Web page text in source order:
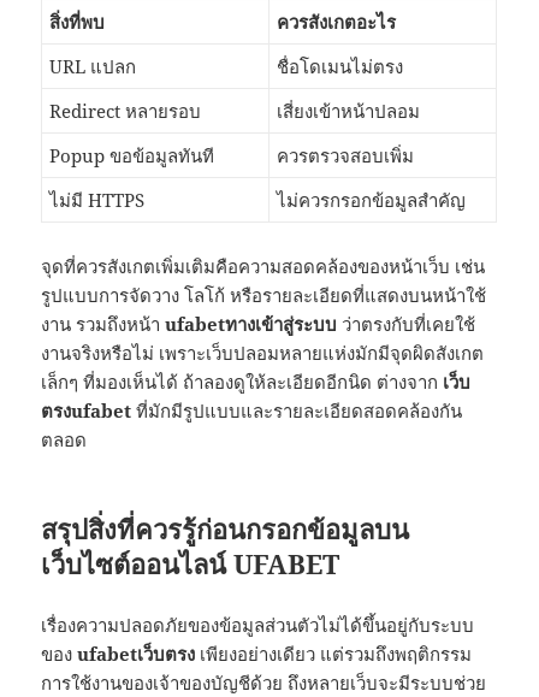
สิ่งที่พบ
ควรสังเกตอะไร
URL แปลก
ชื่อโดเมนไม่ตรง
Redirect หลายรอบ
เสี่ยงเข้าหน้าปลอม
Popup ขอข้อมูลทันที
ควรตรวจสอบเพิ่ม
ไม่มี HTTPS
ไม่ควรกรอกข้อมูลสำคัญ
จุดที่ควรสังเกตเพิ่มเติมคือความสอดคล้องของหน้าเว็บ เช่น
รูปแบบการจัดวาง โลโก้ หรือรายละเอียดที่แสดงบนหน้าใช้
งาน รวมถึงหน้าufabetทางเข้าสู่ระบบ ว่าตรงกับที่เคยใช้
งานจริงหรือไม่ เพราะเว็บปลอมหลายแห่งมักมีจุดผิดสังเกต
เล็กๆ ที่มองเห็นได้ ถ้าลองดูให้ละเอียดอีกนิด ต่างจาก เว็บ
ตรงufabet ที่มักมีรูปแบบและรายละเอียดสอดคล้องกัน
ตลอด
สรุปสิ่งที่ควรรู้ก่อนกรอกข้อมูลบน
เว็บไซต์ออนไลน์UFABET
เรื่องความปลอดภัยของข้อมูลส่วนตัวไม่ได้ขึ้นอยู่กับระบบ
ของufabetเว็บตรง เพียงอย่างเดียว แต่รวมถึงพฤติกรรม
การใช้งานของเจ้าของบัญชีด้วย ถึงหลายเว็บจะมีระบบช่วย